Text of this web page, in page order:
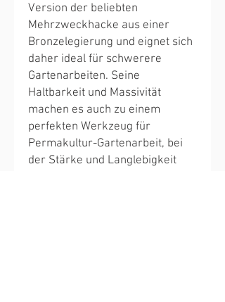
Version der beliebten
Mehrzweckhacke aus einer
Bronzelegierung und eignet sich
daher ideal für schwerere
Gartenarbeiten. Seine
Haltbarkeit und Massivität
machen es auch zu einem
perfekten Werkzeug für
Permakultur-Gartenarbeit, bei
der Stärke und Langlebigkeit